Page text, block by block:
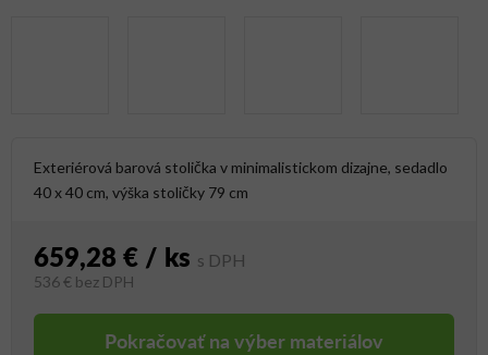
Exteriérová barová stolička v minimalistickom dizajne, sedadlo
40 x 40 cm, výška stoličky 79 cm
659,28 € / ks
536 € bez DPH
Pokračovať na výber materiálov